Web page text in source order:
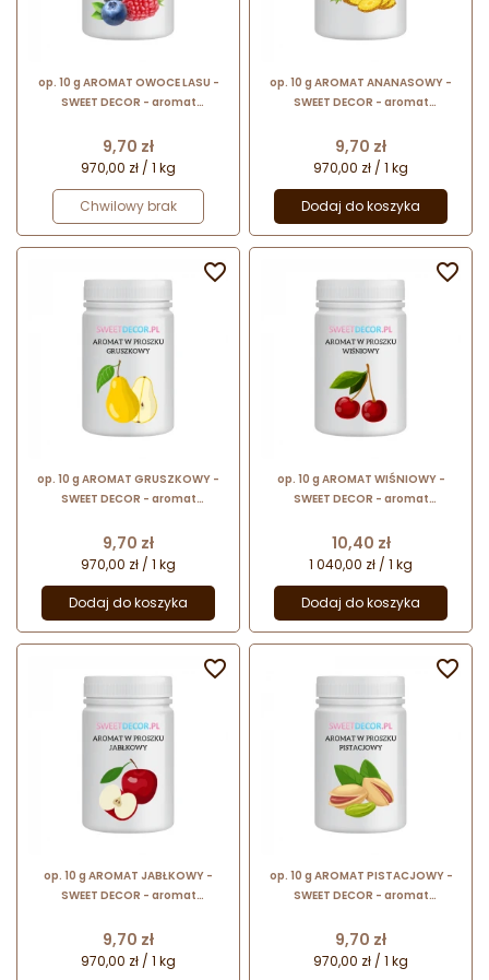
op. 10 g AROMAT OWOCE LASU -
SWEET DECOR - aromat
smak i zapach
Cena
9,70 zł
970,00 zł / 1 kg
Chwilowy brak
op. 10 g AROMAT ANANASOWY -
SWEET DECOR - aromat
smak i zapach
Cena
9,70 zł
970,00 zł / 1 kg
Dodaj do koszyka
op. 10 g AROMAT GRUSZKOWY -
SWEET DECOR - aromat
smak i zapach
Cena
9,70 zł
970,00 zł / 1 kg
Dodaj do koszyka

op. 10 g AROMAT WIŚNIOWY -
SWEET DECOR - aromat
smak i zapach
Cena
10,40 zł
1 040,00 zł / 1 kg
Dodaj do koszyka

op. 10 g AROMAT JABŁKOWY -
SWEET DECOR - aromat
smak i zapach
Cena
9,70 zł
970,00 zł / 1 kg

op. 10 g AROMAT PISTACJOWY -
SWEET DECOR - aromat
smak i zapach
Cena
9,70 zł
970,00 zł / 1 kg
